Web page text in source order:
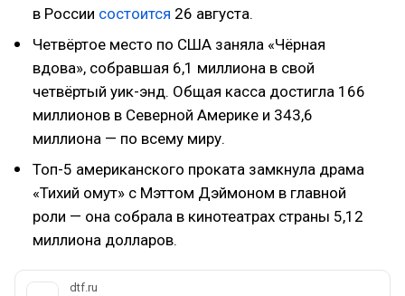
в России состоится 26 августа.
Четвёртое место по США заняла «Чёрная
вдова», собравшая 6,1 миллиона в свой
четвёртый уик-энд. Общая касса достигла 166
миллионов в Северной Америке и 343,6
миллиона — по всему миру.
Топ-5 американского проката замкнула драма
«Тихий омут» с Мэттом Дэймоном в главной
роли — она собрала в кинотеатрах страны 5,12
миллиона долларов.
dtf.ru